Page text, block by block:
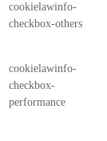
cookielawinfo-
checkbox-others
cookielawinfo-
checkbox-
performance